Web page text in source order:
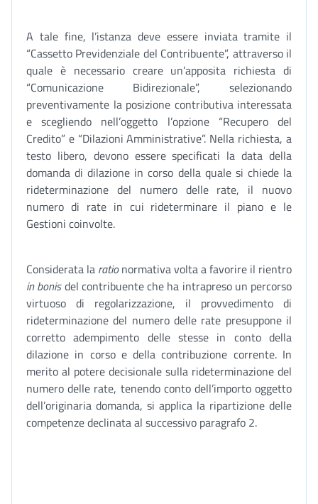
A tale fine, l’istanza deve essere inviata tramite il
“Cassetto Previdenziale del Contribuente”, attraverso il
quale è necessario creare un’apposita richiesta di
“Comunicazione Bidirezionale”, selezionando
preventivamente la posizione contributiva interessata
e scegliendo nell’oggetto l’opzione “Recupero del
Credito” e “Dilazioni Amministrative”. Nella richiesta, a
testo libero, devono essere specificati la data della
domanda di dilazione in corso della quale si chiede la
rideterminazione del numero delle rate, il nuovo
numero di rate in cui rideterminare il piano e le
Gestioni coinvolte.
Considerata la rationormativa volta a favorire il rientro
in bonisdel contribuente che ha intrapreso un percorso
virtuoso di regolarizzazione, il provvedimento di
rideterminazione del numero delle rate presuppone il
corretto adempimento delle stesse in conto della
dilazione in corso e della contribuzione corrente. In
merito al potere decisionale sulla rideterminazione del
numero delle rate, tenendo conto dell’importo oggetto
dell’originaria domanda, si applica la ripartizione delle
competenze declinata al successivo paragrafo 2.